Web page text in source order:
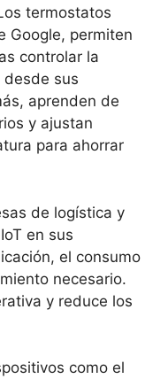
termostatos
Google, permiten
controlar la
sus
aprenden de
y ajustan
para ahorrar
de logística y
en sus
el consumo
necesario.
y reduce los
como el